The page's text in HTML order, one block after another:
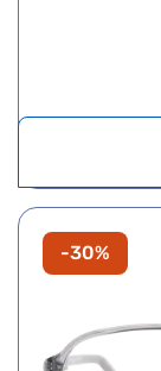
-30%